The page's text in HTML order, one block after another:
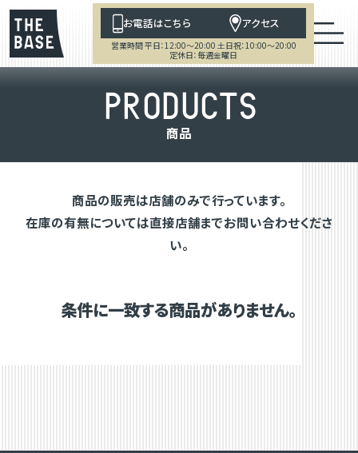
お電話はこちら アクセス
営業時間 平日：12:00～20:00 土日祝：10:00～20:00
定休日：毎週金曜日
PRODUCTS
商品
商品の販売は店舗のみで行っています。
在庫の有無については直接店舗までお問い合わせくださ
い。
条件に一致する商品がありません。